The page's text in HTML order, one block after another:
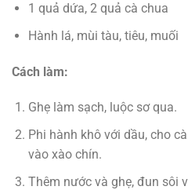
1 quả dứa, 2 quả cà chua
Hành lá, mùi tàu, tiêu, muối
Cách làm:
Ghẹ làm sạch, luộc sơ qua.
Phi hành khô với dầu, cho
vào xào chín.
Thêm nước và ghẹ, đun sôi